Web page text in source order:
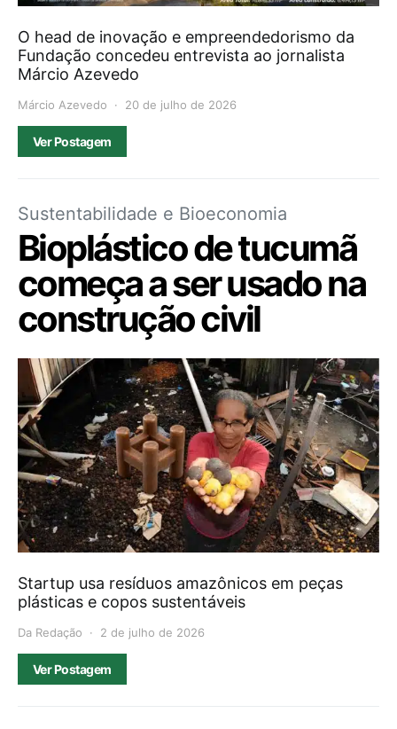
O head de inovação e empreendedorismo da
Fundação concedeu entrevista ao jornalista
Márcio Azevedo
Márcio Azevedo 20 de julho de 2026
Ver Postagem
Sustentabilidade e Bioeconomia
Bioplástico de tucumã
começa a ser usado na
construção civil
Startup usa resíduos amazônicos em peças
plásticas e copos sustentáveis
Da Redação 2 de julho de 2026
Ver Postagem